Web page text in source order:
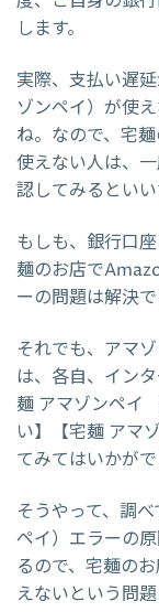
します。
実際、支払い遅
ゾンペイ）が使
ね。なので、宅
使えない人は、
認してみるといい
もしも、銀行口
麺のお店で
ーの問題は解決で
それでも、アマ
は、各自、イン
麺 アマゾンペイ
い】【宅麺 アマ
てみてはいかが
そうやって、調
ペイ）エラーの
るので、宅麺の
えないという問